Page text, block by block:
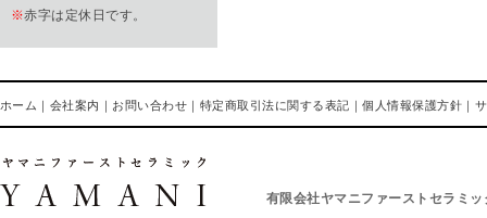
※赤字は定休日です。
ホーム ｜ 会社案内 ｜ お問い合わせ ｜ 特定商取引法に関する表記 ｜個人情報保護方針 ｜
有限会社ヤマニファーストセラミッ